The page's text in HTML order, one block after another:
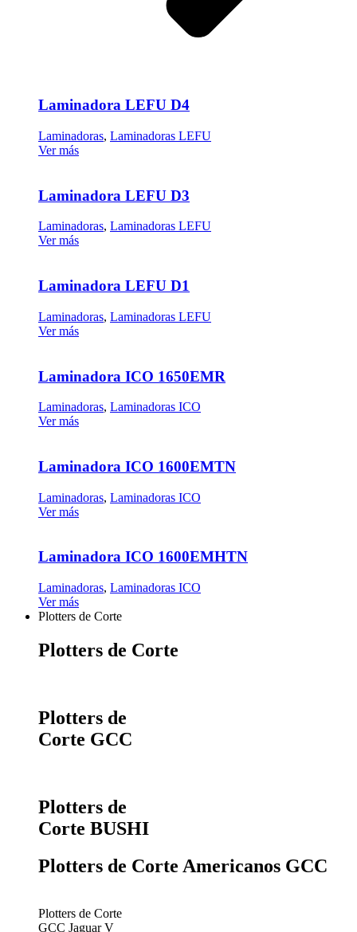
Laminadora LEFU D4
Laminadoras, Laminadoras LEFU
Ver más
Laminadora LEFU D3
Laminadoras, Laminadoras LEFU
Ver más
Laminadora LEFU D1
Laminadoras, Laminadoras LEFU
Ver más
Laminadora ICO 1650EMR
Laminadoras, Laminadoras ICO
Ver más
Laminadora ICO 1600EMTN
Laminadoras, Laminadoras ICO
Ver más
Laminadora ICO 1600EMHTN
Laminadoras, Laminadoras ICO
Ver más
Plotters de Corte
Plotters de Corte
Plotters de
Corte GCC
Plotters de
Corte BUSHI
Plotters de Corte Americanos GCC
Plotters de Corte
GCC Jaguar V